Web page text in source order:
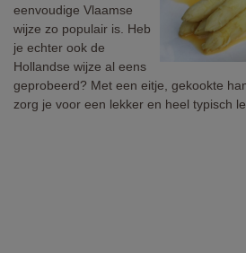
eenvoudige Vlaamse
wijze zo populair is. Heb
je echter ook de
Hollandse wijze al eens
geprobeerd? Met een eitje, gekookte
zorg je voor een lekker en heel typisch